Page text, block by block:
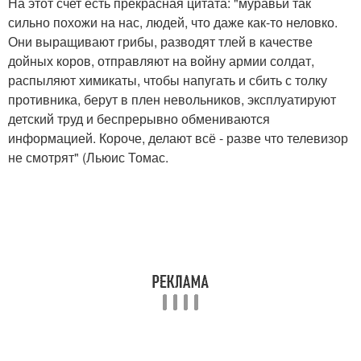
сильно похожи на нас, людей, что даже как-то неловко.
Они выращивают грибы, разводят тлей в качестве
дойных коров, отправляют на войну армии солдат,
распыляют химикаты, чтобы напугать и сбить с толку
противника, берут в плен невольников, эксплуатируют
детский труд и беспрерывно обмениваются
информацией. Короче, делают всё - разве что телевизор
не смотрят" (Льюис Томас.